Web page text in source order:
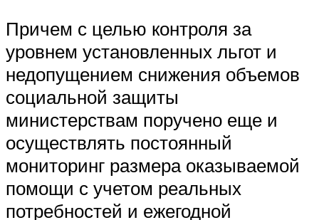
Причем с целью контроля за
уровнем установленных льгот и
недопущением снижения объемов
социальной защиты
министерствам поручено еще и
осуществлять постоянный
мониторинг размера оказываемой
помощи с учетом реальных
потребностей и ежегодной